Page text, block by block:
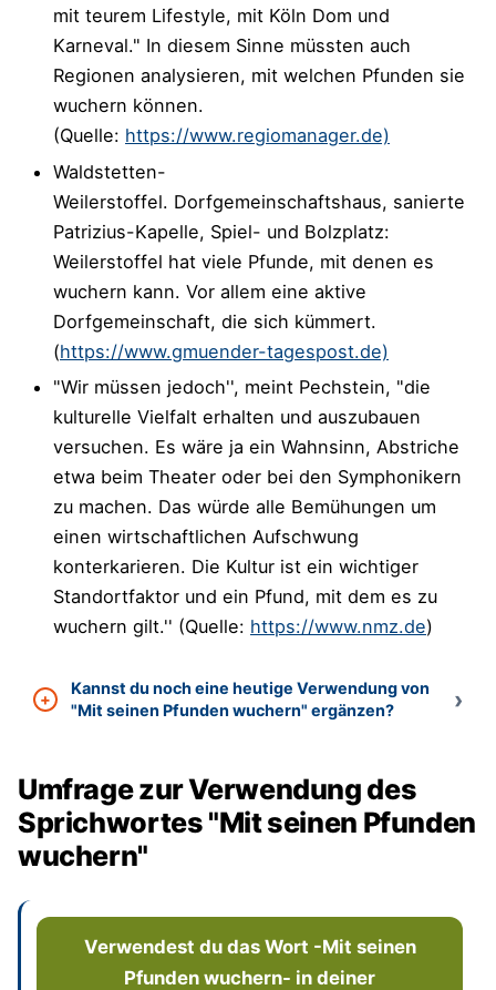
mit teurem Lifestyle, mit Köln Dom und
Karneval." In diesem Sinne müssten auch
Regionen analysieren, mit welchen Pfunden sie
wuchern können.
(Quelle: https://www.regiomanager.de)
Waldstetten-
Weilerstoffel. Dorfgemeinschaftshaus, sanierte
Patrizius-Kapelle, Spiel- und Bolzplatz:
Weilerstoffel hat viele Pfunde, mit denen es
wuchern kann. Vor allem eine aktive
Dorfgemeinschaft, die sich kümmert.
(https://www.gmuender-tagespost.de)
"Wir müssen jedoch'', meint Pechstein, "die
kulturelle Vielfalt erhalten und auszubauen
versuchen. Es wäre ja ein Wahnsinn, Abstriche
etwa beim Theater oder bei den Symphonikern
zu machen. Das würde alle Bemühungen um
einen wirtschaftlichen Aufschwung
konterkarieren. Die Kultur ist ein wichtiger
Standortfaktor und ein Pfund, mit dem es zu
wuchern gilt.'' (Quelle: https://www.nmz.de)
Kannst du noch eine heutige Verwendung von
"Mit seinen Pfunden wuchern" ergänzen?
Umfrage zur Verwendung des
Sprichwortes "Mit seinen Pfunden
wuchern"
Verwendest du das Wort -Mit seinen
Pfunden wuchern- in deiner